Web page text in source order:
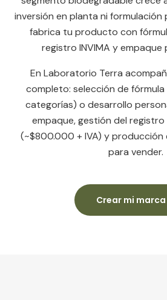
inversión en planta ni formulación
fabrica tu producto con
registro INVIMA y empaque
En Laboratorio Terra
completo: selección de
categorías) o desarrollo
empaque, gestión del registro
(~$800.000 + IVA) y
para vender.
Crear mi marca